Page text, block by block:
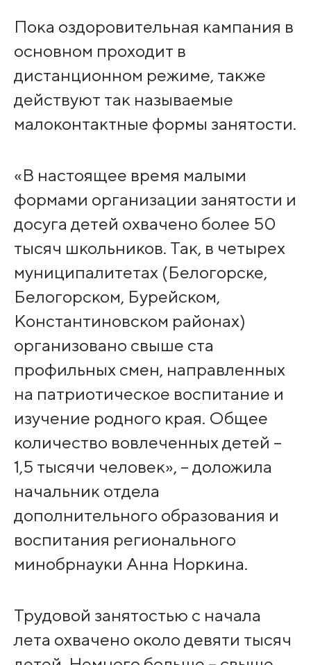
Пока оздоровительная кампания в
основном проходит в
дистанционном режиме, также
действуют так называемые
малоконтактные формы занятости.
«В настоящее время малыми
формами организации занятости и
досуга детей охвачено более 50
тысяч школьников. Так, в четырех
муниципалитетах (Белогорске,
Белогорском, Бурейском,
Константиновском районах)
организовано свыше ста
профильных смен, направленных
на патриотическое воспитание и
изучение родного края. Общее
количество вовлеченных детей –
1,5 тысячи человек», – доложила
начальник отдела
дополнительного образования и
воспитания регионального
минобрнауки Анна Норкина.
Трудовой занятостью с начала
лета охвачено около девяти тысяч